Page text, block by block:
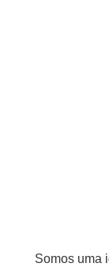
Somos uma